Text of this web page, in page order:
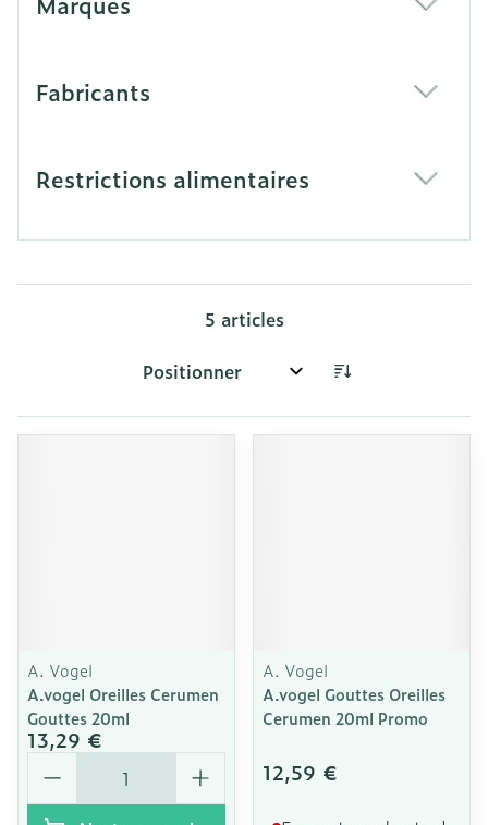
Fabricants
Restrictions alimentaires
5 articles
Trier par:
A. Vogel
A.vogel Oreilles Cerumen
Gouttes 20ml
13,29 €
Quantité
A. Vogel
A.vogel Gouttes Oreilles
Cerumen 20ml Promo
12,59 €